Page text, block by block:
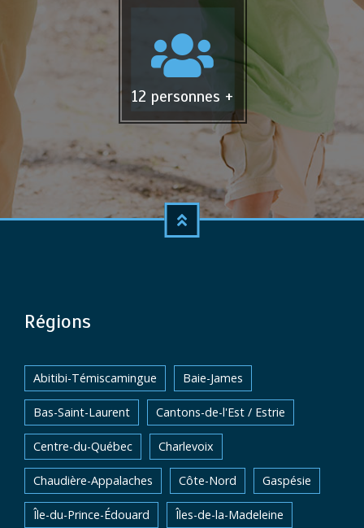
12 personnes +
Régions
Abitibi-Témiscamingue Baie-James
Bas-Saint-Laurent Cantons-de-l'Est / Estrie
Centre-du-Québec Charlevoix
Chaudière-Appalaches Côte-Nord Gaspésie
Île-du-Prince-Édouard Îles-de-la-Madeleine